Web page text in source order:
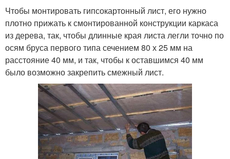
Чтобы монтировать гипсокартонный лист, его нужно
плотно прижать к смонтированной конструкции каркаса
из дерева, так, чтобы длинные края листа легли точно по
осям бруса первого типа сечением 80 х 25 мм на
расстояние 40 мм, и так, чтобы к оставшимся 40 мм
было возможно закрепить смежный лист.